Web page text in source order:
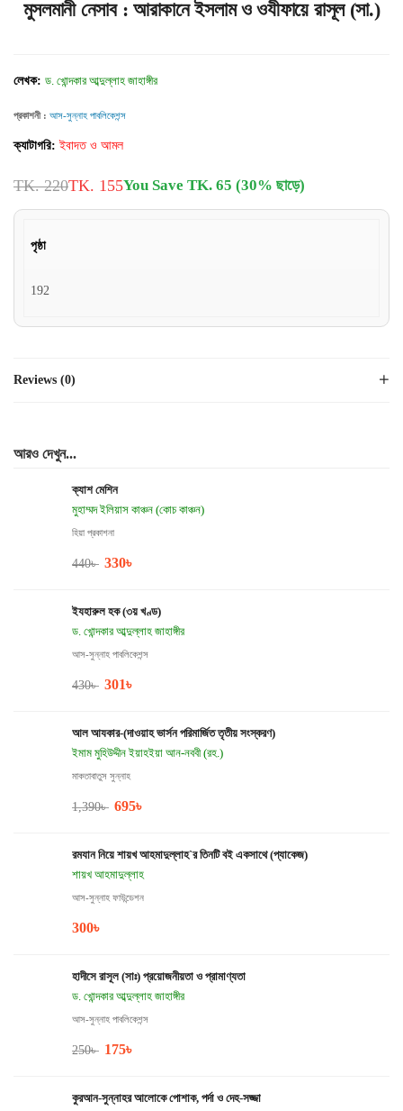
মুসলমানী নেসাব : আরাকানে ইসলাম ও ওযীফায়ে রাসূল (সা.)
লেখক: ড. খোন্দকার আব্দুল্লাহ জাহাঙ্গীর
প্রকাশনী : আস-সুন্নাহ পাবলিকেশন্স
ক্যাটাগরি: ইবাদত ও আমল
TK. 220TK. 155You Save TK. 65 (30% ছাড়ে)
পৃষ্ঠা
192
Reviews (0)
আরও দেখুন...
ক্যাশ মেশিন
মুহাম্মদ ইলিয়াস কাঞ্চন (কোচ কাঞ্চন)
হিয়া প্রকাশনা
440৳ 330৳
ইযহারুল হক (৩য় খণ্ড)
ড. খোন্দকার আব্দুল্লাহ জাহাঙ্গীর
আস-সুন্নাহ পাবলিকেশন্স
430৳ 301৳
আল আযকার-(দাওয়াহ ভার্সন পরিমার্জিত তৃতীয় সংস্করণ)
ইমাম মুহিউদ্দীন ইয়াহইয়া আন-নববী (রহ.)
মাকতাবাতুস সুন্নাহ
1,390৳ 695৳
রমযান নিয়ে শায়খ আহমাদুল্লাহ`র তিনটি বই একসাথে (প্যাকেজ)
শায়খ আহমাদুল্লাহ
আস-সুন্নাহ ফাউন্ডেশন
300৳
হাদীসে রাসূল (সাঃ) প্রয়োজনীয়তা ও প্রামাণ্যতা
ড. খোন্দকার আব্দুল্লাহ জাহাঙ্গীর
আস-সুন্নাহ পাবলিকেশন্স
250৳ 175৳
কুরআন-সুন্নাহর আলোকে পোশাক, পর্দা ও দেহ-সজ্জা